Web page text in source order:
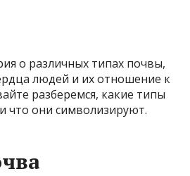
о различных типах почвы,
людей и их отношение к
разберемся, какие типы
что они символизируют.